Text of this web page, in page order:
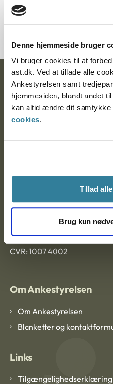
Denne hjemmeside bruger
Vi bruger cookies til at
ast.dk. Ved at tillade alle
Ankestyrelsen samt
hjemmesiden, blandt andet
kan altid ændre dit samtykke
cookies.
Tillad
Brug kun
Download PDF
Ankestyrelsen
Postadresse:
Nytorv 7, 2. sal
Ankestyrelsen København
EAN: 57 98 000 35 48 21
CVR: 1007 4002
Om Ankestyrelsen
Om Ankestyrelsen
Blanketter og
Links
Tilgængelighedserklæring